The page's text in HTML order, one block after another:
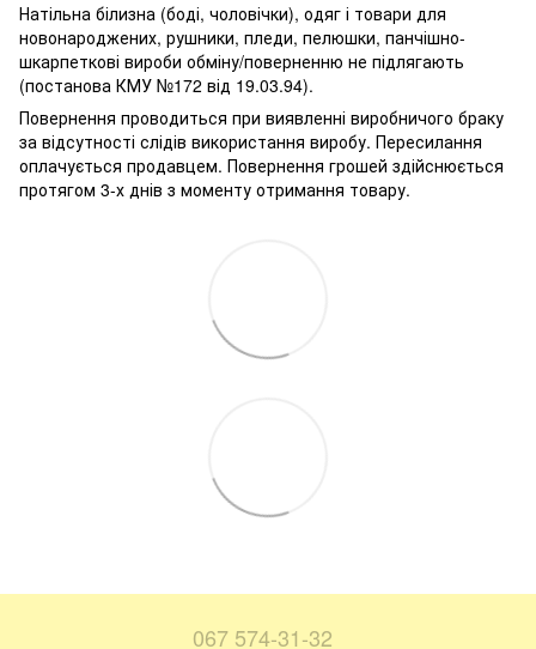
Натільна білизна (боді, чоловічки), одяг і товари для
новонароджених, рушники, пледи, пелюшки, панчішно-
шкарпеткові вироби обміну/поверненню не підлягають
(постанова КМУ №172 від 19.03.94).
Повернення проводиться при виявленні виробничого браку
за відсутності слідів використання виробу. Пересилання
оплачується продавцем. Повернення грошей здійснюється
протягом 3-х днів з моменту отримання товару.
067 574-31-32